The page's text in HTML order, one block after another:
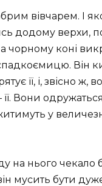
вівчарем. І
додому верхи,
чорному коні
Він
її, і, звісно ж,
її. Вони
у
на нього чекало
мусить бути